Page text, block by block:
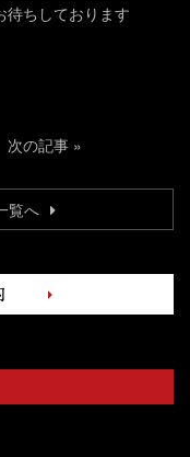
待ちしております
次の記事 »
覧へ